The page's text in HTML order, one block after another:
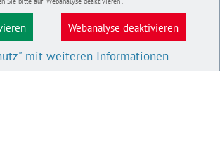
Webanalyse deaktivieren
mit weiteren Informationen